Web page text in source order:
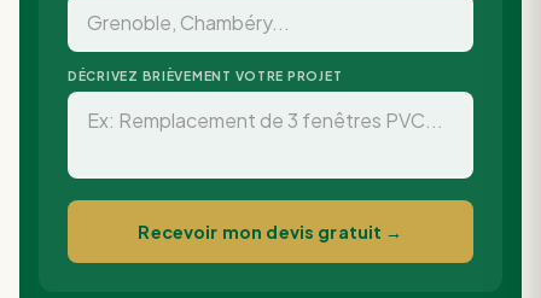
DÉCRIVEZ BRIÈVEMENT VOTRE PROJET
Recevoir mon devis gratuit →